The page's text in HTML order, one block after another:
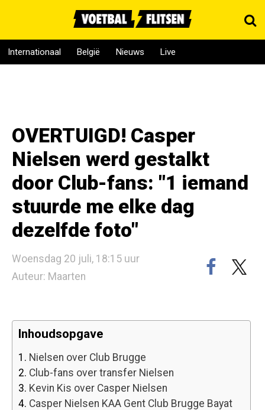
Internationaal België Nieuws Live
OVERTUIGD! Casper
Nielsen werd gestalkt
door Club-fans: "1 iemand
stuurde me elke dag
dezelfde foto"
Woensdag 20 juli, 18:15 uur
Auteur: Maarten
Inhoudsopgave
1. Nielsen over Club Brugge
2. Club-fans over transfer Nielsen
3. Kevin Kis over Casper Nielsen
4. Casper Nielsen KAA Gent Club Brugge Bayat